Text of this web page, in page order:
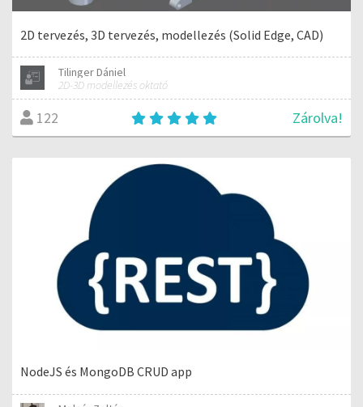
2D tervezés, 3D tervezés, modellezés (Solid Edge, CAD)
Tilinger Dániel
2D-3D modellezés oktató
122 Zárolva!
NodeJS és MongoDB CRUD app